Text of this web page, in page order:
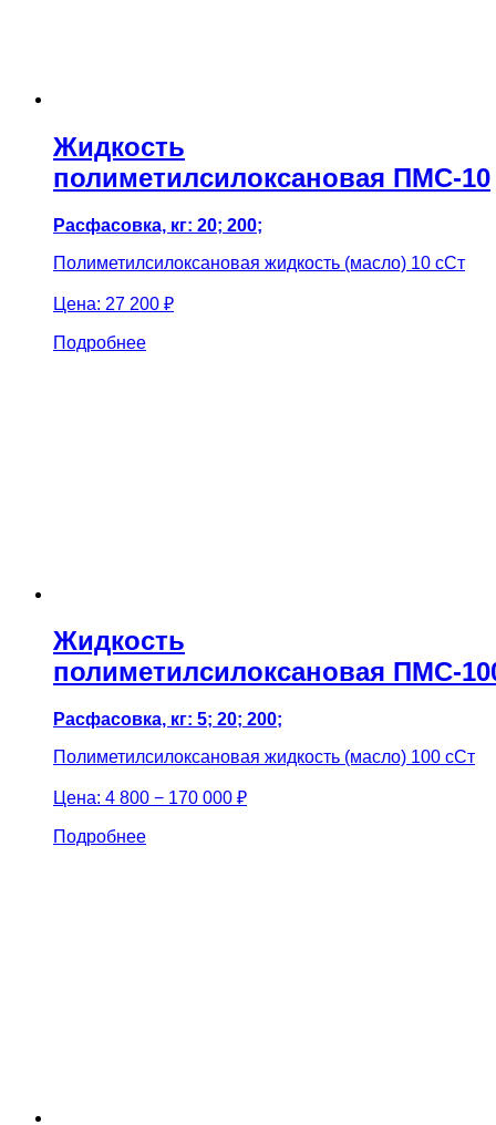
Жидкость
полиметилсилоксановая ПМС-10
Расфасовка, кг: 20; 200;
Полиметилсилоксановая жидкость (масло) 10 сСт
Цена: 27 200 ₽
Подробнее
Жидкость
полиметилсилоксановая ПМС-
Расфасовка, кг: 5; 20; 200;
Полиметилсилоксановая жидкость (масло) 100 сСт
Цена: 4 800 − 170 000 ₽
Подробнее